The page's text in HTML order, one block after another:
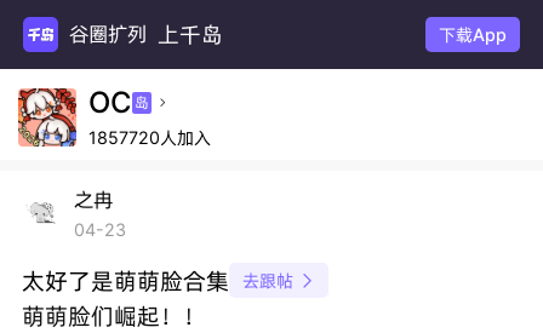
谷圈扩列 上千岛 下载App
OC 岛 
1857720人加入
之冉
04-23
太好了是萌萌脸合集 去跟帖 
萌萌脸们崛起！！